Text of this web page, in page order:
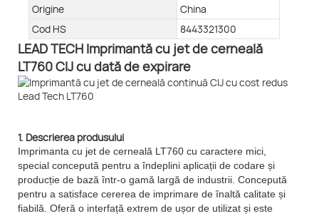
Origine
China
Cod HS
8443321300
LEAD TECH Imprimantă cu jet de cerneală
LT760 CIJ cu dată de expirare
1. Descrierea produsului
Imprimanta cu jet de cerneală LT760 cu caractere mici,
special concepută pentru a îndeplini aplicații de codare și
producție de bază într-o gamă largă de industrii. Concepută
pentru a satisface cererea de imprimare de înaltă calitate și
fiabilă. Oferă o interfață extrem de ușor de utilizat și este